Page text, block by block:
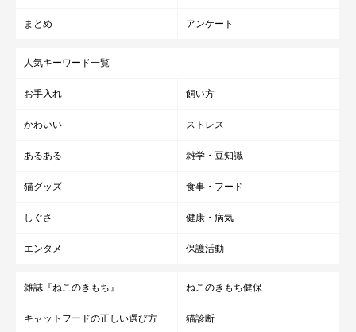
まとめ アンケート
人気キーワード一覧
お手入れ 飼い方
かわいい ストレス
あるある 雑学・豆知識
猫グッズ 食事・フード
しぐさ 健康・病気
エンタメ 保護活動
雑誌『ねこのきもち』 ねこのきもち健保
キャットフードの正しい選び方 猫診断